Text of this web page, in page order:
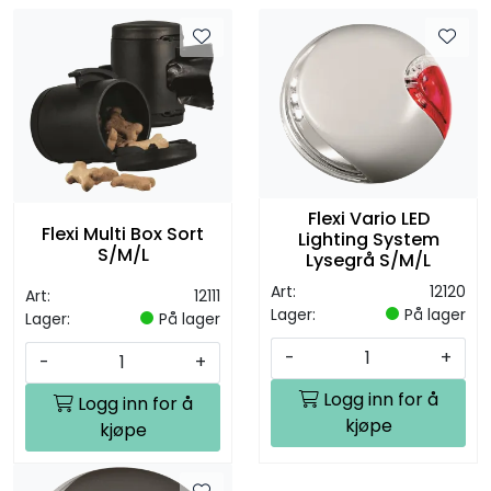
Flexi Multi Box Sort
S/M/L
Art:
12111
Lager:
På lager
-
+
Logg inn for å
kjøpe
Flexi Vario LED
Lighting System
Lysegrå S/M/L
Art:
12120
Lager:
På lager
-
+
Logg inn for å
kjøpe